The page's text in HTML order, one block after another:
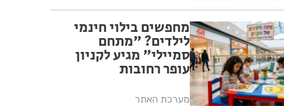
מחפשים בילוי חינמי
לילדים? "מתחם
סמיילי" מגיע לקניון
עופר רחובות
מערכת האתר